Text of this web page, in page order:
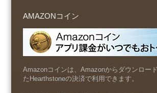
AMAZONコイン
Amazonコインは、Amazonからダウンロー
たHearthstoneの決済で利用できます。